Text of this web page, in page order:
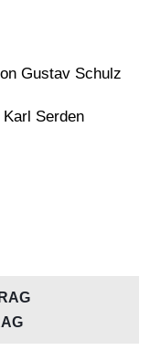
Gustav Schulz
Serden